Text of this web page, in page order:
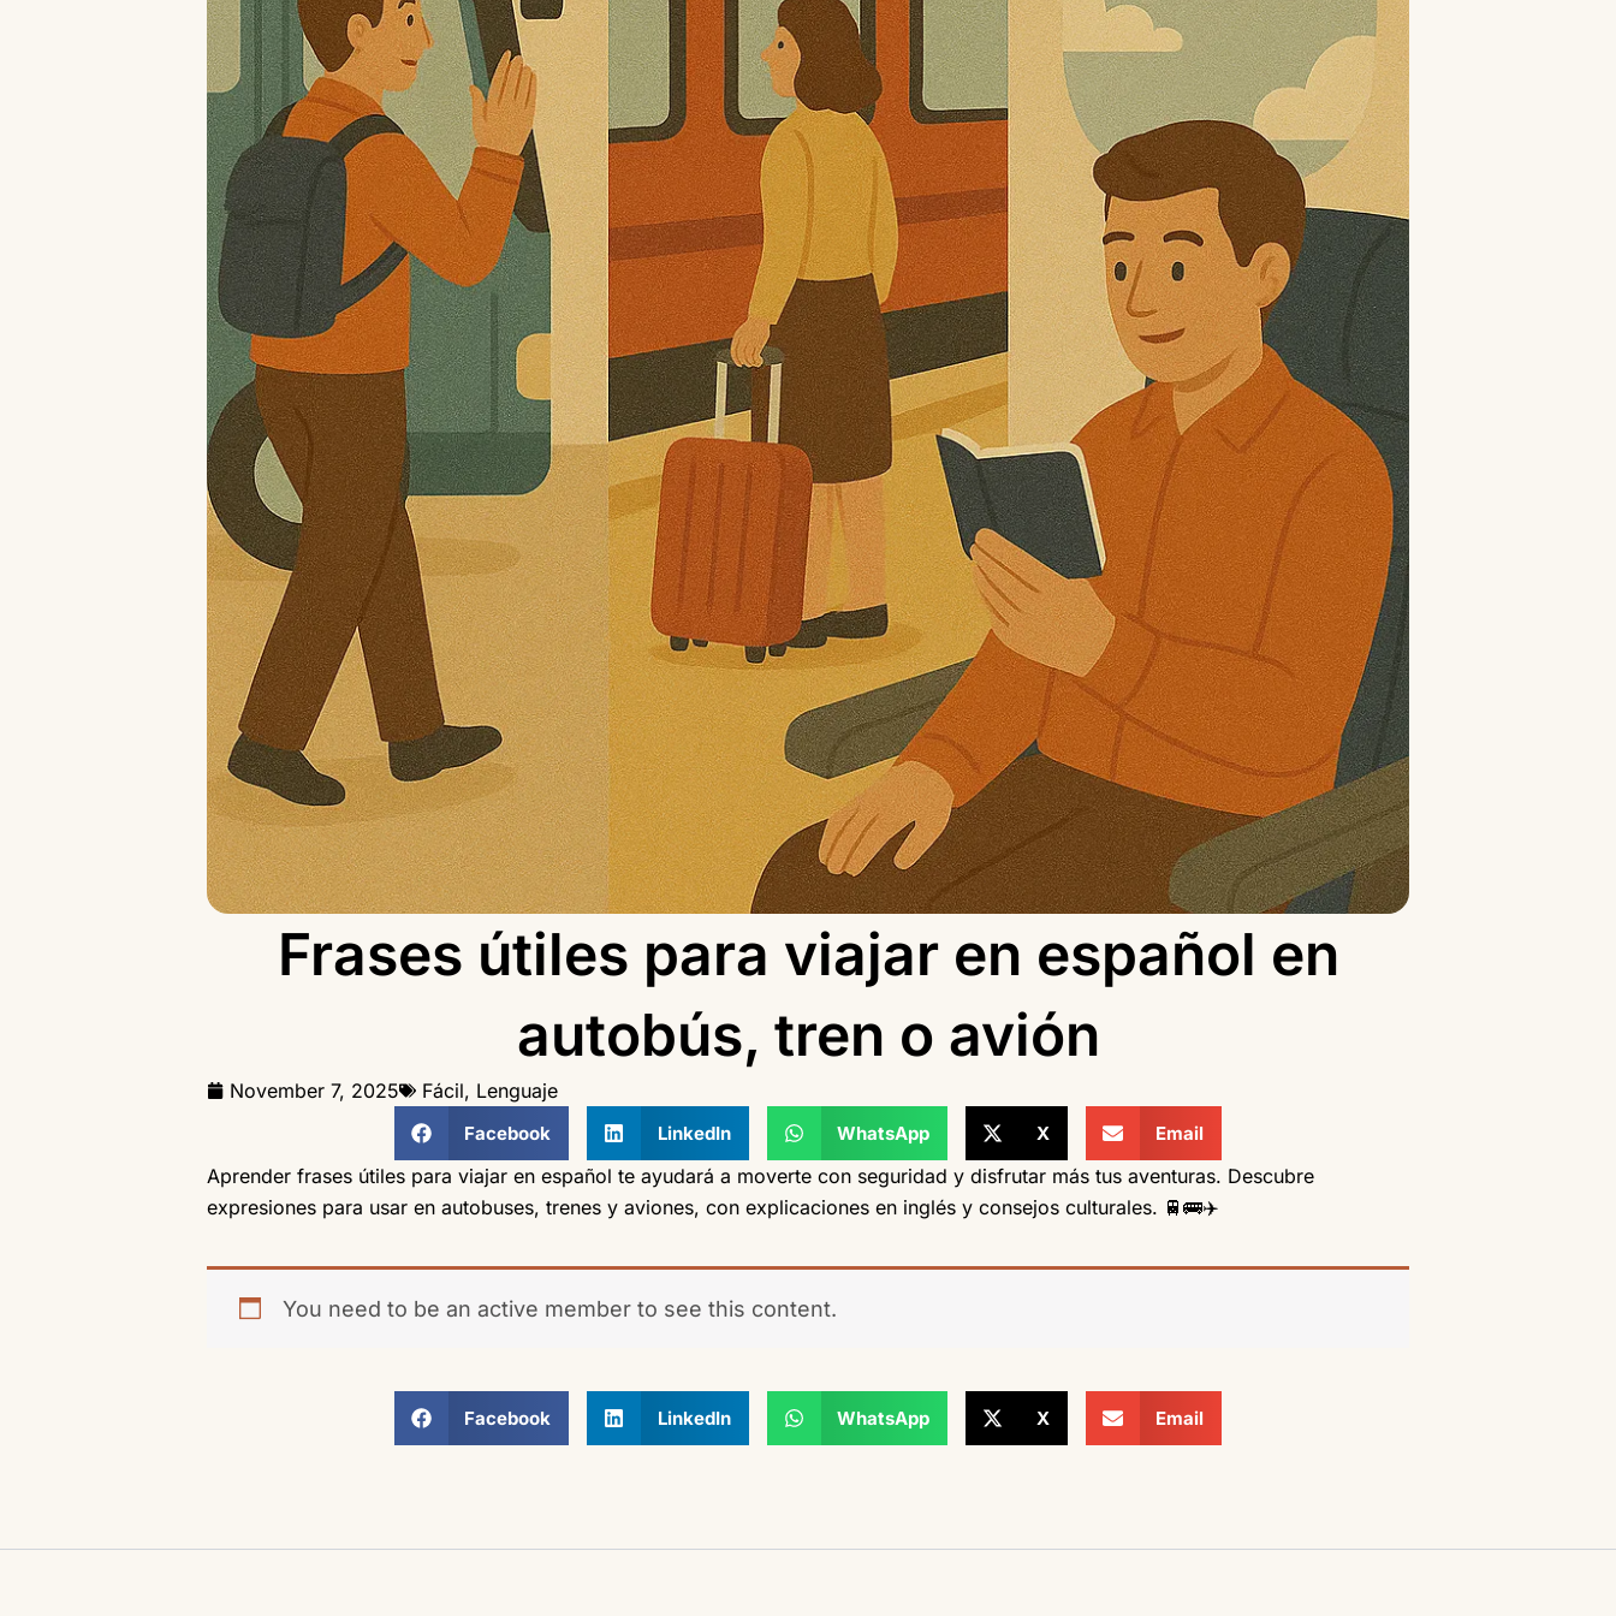
Frases útiles para viajar en español en
autobús, tren o avión
November 7, 2025 Fácil, Lenguaje
Facebook LinkedIn WhatsApp X Email
Aprender frases útiles para viajar en español te ayudará a moverte con seguridad y disfrutar más tus aventuras. Descubre
expresiones para usar en autobuses, trenes y aviones, con explicaciones en inglés y consejos culturales. 🚆🚌✈️
You need to be an active member to see this content.
Facebook LinkedIn WhatsApp X Email